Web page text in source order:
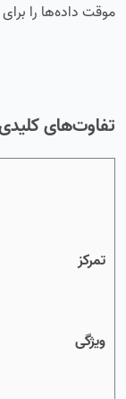
موقت داده‌ها را
تفاوت‌های
تمرکز
ویژگی